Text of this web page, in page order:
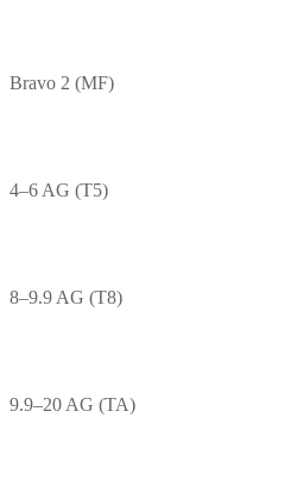
Bravo 2 (MF)
4–6 AG (T5)
8–9.9 AG (T8)
9.9–20 AG (TA)